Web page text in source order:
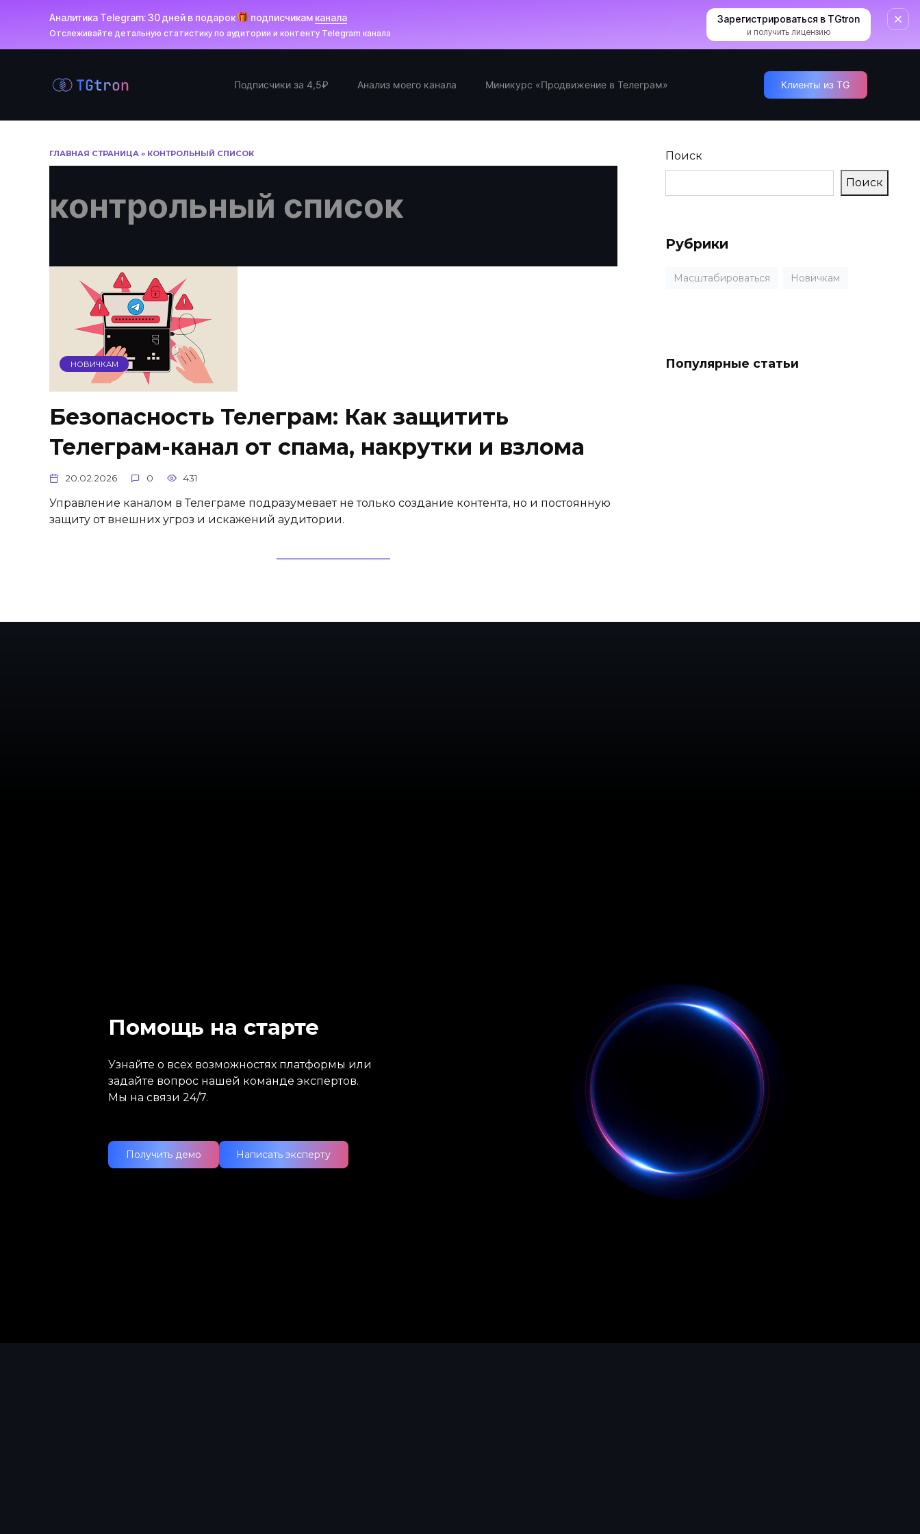
содержанию
Аналитика Telegram: 30 дней в подарок подписчикам канала
Отслеживайте детальную статистику по аудитории и контенту Telegram канала
Зарегистрироваться в TGtron
и получить лицензию
Подписчики за 4,5₽ Анализ моего канала Миникурс «Продвижение в Телеграм» Клиенты из TG
ГЛАВНАЯ СТРАНИЦА » КОНТРОЛЬНЫЙ СПИСОК
контрольный список
НОВИЧКАМ
Безопасность Телеграм: Как защитить
Телеграм-канал от спама, накрутки и взлома
20.02.2026 0 431
Управление каналом в Телеграме подразумевает не только создание контента, но и постоянную
защиту от внешних угроз и искажений аудитории.
Поиск
Поиск
Рубрики
Масштабироваться Новичкам
Популярные статьи
Помощь на старте
Узнайте о всех возможностях платформы или
задайте вопрос нашей команде экспертов.
Мы на связи 24/7.
Получить демо Написать эксперту